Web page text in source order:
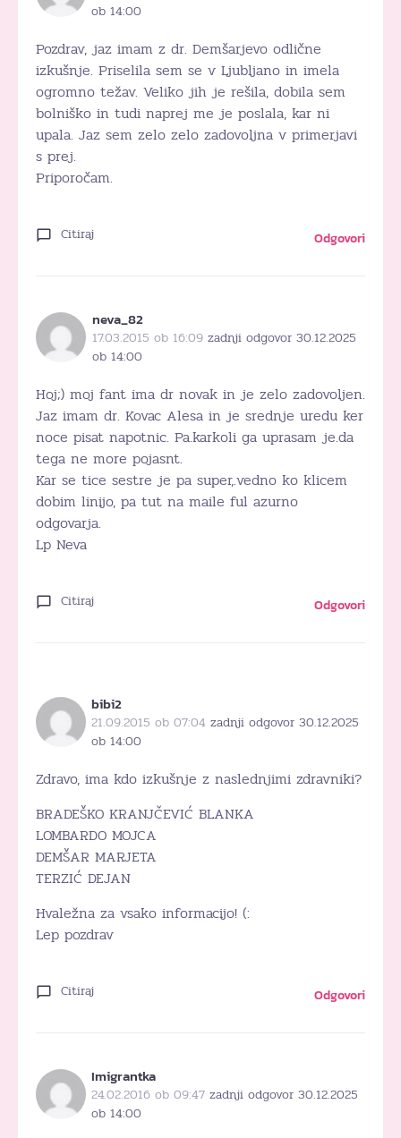
ob 14:00
Pozdrav, jaz imam z dr. Demšarjevo odlične
izkušnje. Priselila sem se v Ljubljano in imela
ogromno težav. Veliko jih je rešila, dobila sem
bolniško in tudi naprej me je poslala, kar ni
upala. Jaz sem zelo zelo zadovoljna v primerjavi
s prej.
Priporočam.
Citiraj Odgovori
neva_82
17.03.2015 ob 16:09 zadnji odgovor 30.12.2025
ob 14:00
Hoj;) moj fant ima dr novak in je zelo zadovoljen.
Jaz imam dr. Kovac Alesa in je srednje uredu ker
noce pisat napotnic. Pa.karkoli ga uprasam je.da
tega ne more pojasnt.
Kar se tice sestre je pa super,.vedno ko klicem
dobim linijo, pa tut na maile ful azurno
odgovarja.
Lp Neva
Citiraj Odgovori
bibi2
21.09.2015 ob 07:04 zadnji odgovor 30.12.2025
ob 14:00
Zdravo, ima kdo izkušnje z naslednjimi zdravniki?
BRADEŠKO KRANJČEVIĆ BLANKA
LOMBARDO MOJCA
DEMŠAR MARJETA
TERZIĆ DEJAN
Hvaležna za vsako informacijo! (:
Lep pozdrav
Citiraj Odgovori
Imigrantka
24.02.2016 ob 09:47 zadnji odgovor 30.12.2025
ob 14:00